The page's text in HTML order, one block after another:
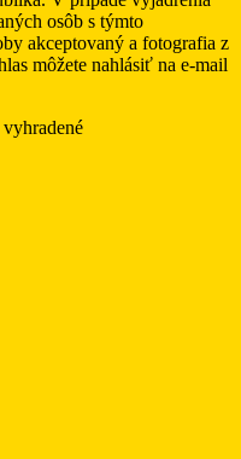
osôb s týmto
akceptovaný a fotografia z
môžete nahlásiť na e-mail